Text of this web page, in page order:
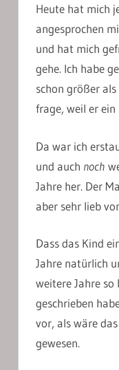
Heute hat mich
angesprochen
und hat mich
gehe. Ich habe
schon größer als
frage, weil er ein
Da war ich
und auch noch
Jahre her. Der
aber sehr lieb
Dass das Kind
Jahre natürlich
weitere Jahre
geschrieben
vor, als wäre
gewesen.